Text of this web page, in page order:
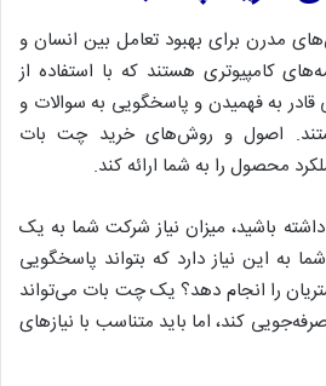
مدرن برای بهبود تعامل بین انسان و
کامپیوتری هستند که با استفاده از
به فهمیدن و پاسخگویی به سوالات و
اصول و روش‌های خرید چت بات
محصول را به شما ارائه کند.
باشید، میزان نیاز شرکت شما به یک
این نیاز دارد که بتواند پاسخگویی
را انجام دهد؟ یک چت بات می‌تواند
کند، اما باید متناسب با نیازهای